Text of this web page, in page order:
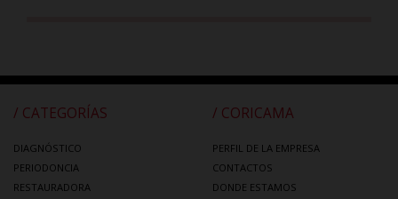
/ CATEGORÍAS
DIAGNÓSTICO
PERIODONCIA
RESTAURADORA
/ CORICAMA
PERFIL DE LA EMPRESA
CONTACTOS
DONDE ESTAMOS